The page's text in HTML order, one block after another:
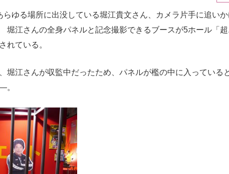
ゆる場所に出没している堀江貴文さん、カメラ片手に追い
江さんの全身パネルと記念撮影できるブースが5ホール「超
れている。
堀江さんが収監中だったため、パネルが檻の中に入っている
。